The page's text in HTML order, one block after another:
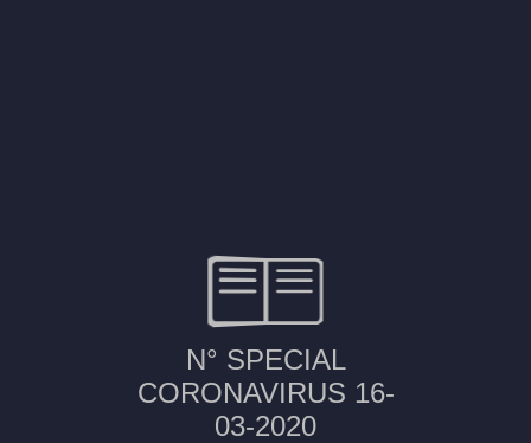
N° SPECIAL
CORONAVIRUS 16-
03-2020